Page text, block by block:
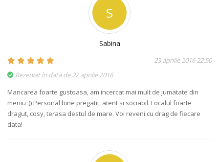
S
Sabina
23 aprilie 2016 22:50
Rezervat în data de 22 aprilie 2016
Mancarea foarte gustoasa, am incercat mai mult de jumatate din
meniu :)) Personal bine pregatit, atent si sociabil. Localul foarte
dragut, cosy, terasa destul de mare. Voi reveni cu drag de fiecare
data!